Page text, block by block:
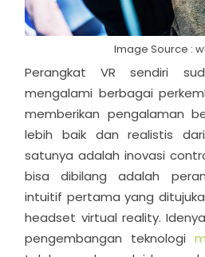
Image Source :
Perangkat VR sendiri
mengalami berbagai
memberikan pengalaman
lebih baik dan realistis
satunya adalah inovasi
bisa dibilang adalah
intuitif pertama yang
headset virtual reality.
pengembangan teknologi